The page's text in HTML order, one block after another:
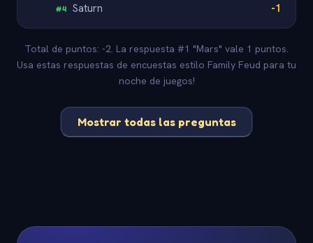
#4 Saturn -1
Total de puntos: -2. La respuesta #1 "Mars" vale 1 puntos.
Usa estas respuestas de encuestas estilo Family Feud para tu
noche de juegos!
Mostrar todas las preguntas